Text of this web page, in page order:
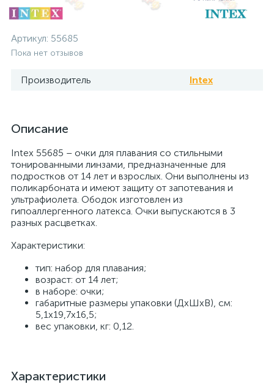
Артикул: 55685
Пока нет отзывов
Производитель Intex
Описание
Intex 55685 – очки для плавания со стильными
тонированными линзами, предназначенные для
подростков от 14 лет и взрослых. Они выполнены из
поликарбоната и имеют защиту от запотевания и
ультрафиолета. Ободок изготовлен из
гипоаллергенного латекса. Очки выпускаются в 3
разных расцветках.
Характеристики:
тип: набор для плавания;
возраст: от 14 лет;
в наборе: очки;
габаритные размеры упаковки (ДхШхВ), см:
5,1х19,7х16,5;
вес упаковки, кг: 0,12.
Характеристики